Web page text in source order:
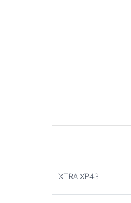
XTRA XP43